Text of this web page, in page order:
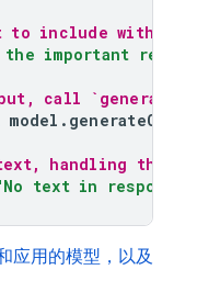
to include with
the important
call
model .
handling the
text in
应用的模型，以及